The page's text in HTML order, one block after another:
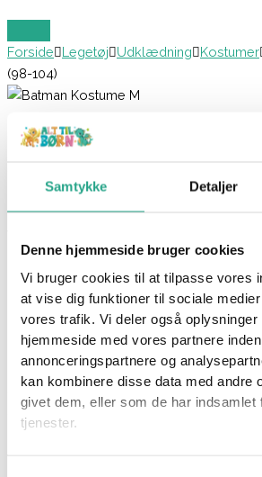
Samtykke Detaljer
Denne hjemmeside bruger cookies
Vi bruger cookies til at tilpasse vores
at vise dig funktioner til sociale
vores trafik. Vi deler også oplysninger
hjemmeside med vores partnere
annonceringspartnere og
kan kombinere disse data med andre
givet dem, eller som de har indsamlet
tjenester.
Forside Legetøj Udklædning Kostumer
(98-104)
Batman Kostume (98-104)
Beskrivelse
Spørg om produktet
Red verden ligesom Batman! Klæd dit
Batman kostume, der indeholder alt,
Specifikationer:
Str.: S (98-104)
Materiale: Polyester